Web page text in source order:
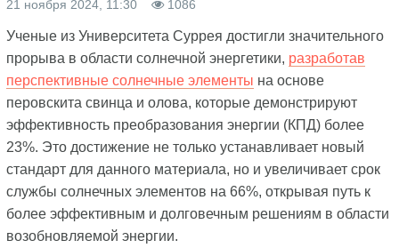
21 ноября 2024, 11:30 1086
Ученые из Университета Суррея достигли значительного
прорыва в области солнечной энергетики, разработав
перспективные солнечные элементы на основе
перовскита свинца и олова, которые демонстрируют
эффективность преобразования энергии (КПД) более
23%. Это достижение не только устанавливает новый
стандарт для данного материала, но и увеличивает срок
службы солнечных элементов на 66%, открывая путь к
более эффективным и долговечным решениям в области
возобновляемой энергии.